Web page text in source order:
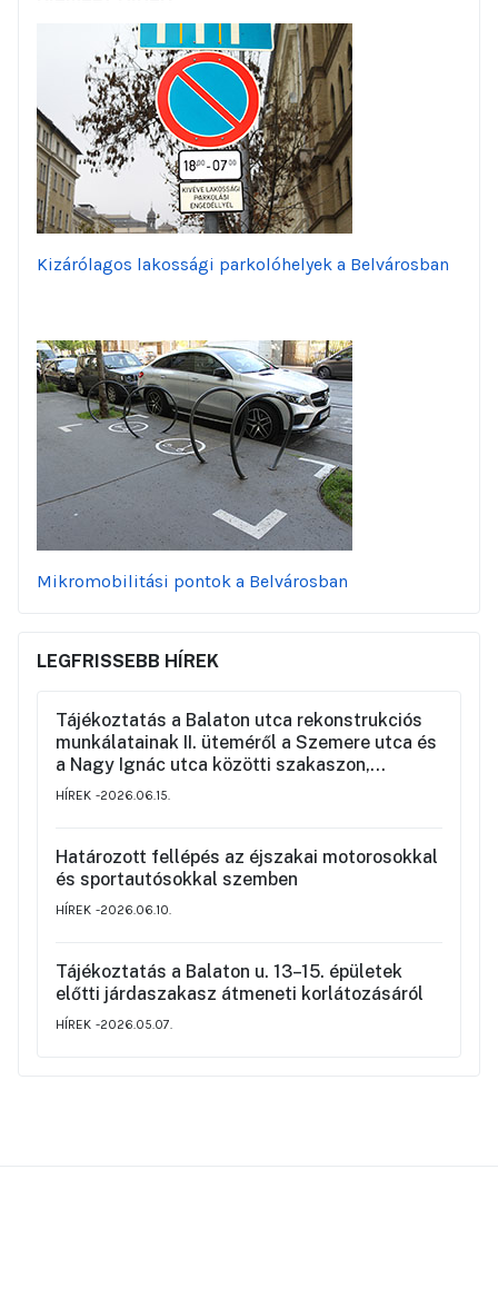
Kizárólagos lakossági parkolóhelyek a Belvárosban
Mikromobilitási pontok a Belvárosban
LEGFRISSEBB HÍREK
Tájékoztatás a Balaton utca rekonstrukciós
munkálatainak II. üteméről a Szemere utca és
a Nagy Ignác utca közötti szakaszon,
valamint a környék ideiglenes forgalmi
HÍREK 2026.06.15.
Határozott fellépés az éjszakai motorosokkal
és sportautósokkal szemben
HÍREK 2026.06.10.
Tájékoztatás a Balaton u. 13–15. épületek
előtti járdaszakasz átmeneti korlátozásáról
HÍREK 2026.05.07.